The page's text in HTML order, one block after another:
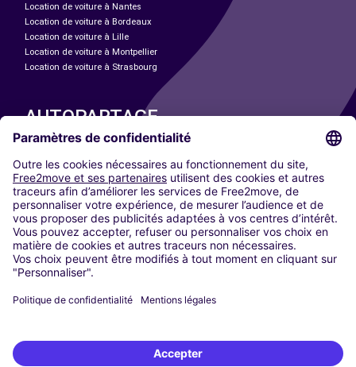
Location de voiture à Nantes
Location de voiture à Bordeaux
Location de voiture à Lille
Location de voiture à Montpellier
Location de voiture à Strasbourg
AUTOPARTAGE
Paris
Madrid
Washington DC
Milan
Rome
Turin
Vienne
Berlin
Düsseldorf